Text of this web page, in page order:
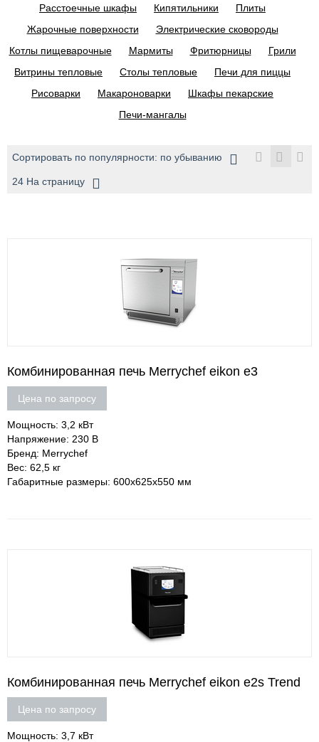
Расстоечные шкафы
Кипятильники
Плиты
Жарочные поверхности
Электрические сковороды
Котлы пищеварочные
Мармиты Фритюрницы
Грили
Витрины тепловые
Столы тепловые
Печи для пиццы
Рисоварки
Макароноварки
Шкафы пекарские
Печи-мангалы
Сортировать по популярности: по убыванию
24 На страницу
Комбинированная печь Merrychef eikon e3
Цена по запросу
Мощность: 3,2 кВт
Напряжение: 230 В
Бренд: Merrychef
Вес: 62,5 кг
Габаритные размеры: 600х625х550 мм
Комбинированная печь Merrychef eikon e2s Trend
Цена по запросу
Мощность: 3,7 кВт